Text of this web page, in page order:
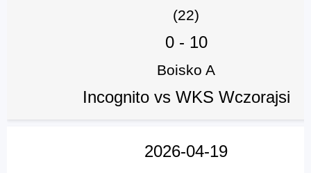
(22)
0- 10
Boisko A
Incognito vs WKS Wczorajsi
2026-04-19